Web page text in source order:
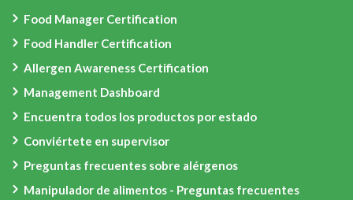
Food Manager Certification
Food Handler Certification
Allergen Awareness Certification
Management Dashboard
Encuentra todos los productos por estado
Conviértete en supervisor
Preguntas frecuentes sobre alérgenos
Manipulador de alimentos - Preguntas frecuentes